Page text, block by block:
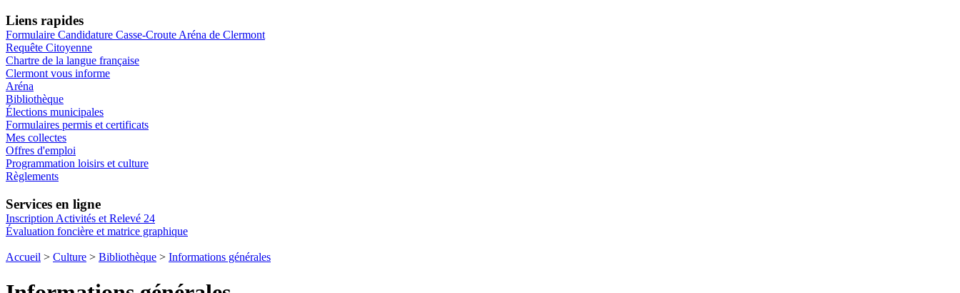
Liens rapides
Formulaire Candidature Casse-Croute Aréna de Clermont
Requête Citoyenne
Chartre de la langue française
Clermont vous informe
Aréna
Bibliothèque
Élections municipales
Formulaires permis et certificats
Mes collectes
Offres d'emploi
Programmation loisirs et culture
Règlements
Services en ligne
Inscription Activités et Relevé 24
Évaluation foncière et matrice graphique
Accueil > Culture > Bibliothèque > Informations générales